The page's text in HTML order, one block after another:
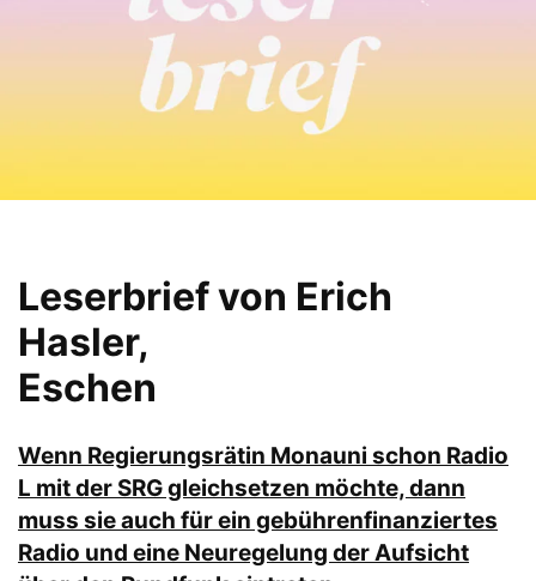
Leserbrief von Erich
Hasler,
Eschen
Wenn Regierungsrätin Monauni schon Radio
L mit der SRG gleichsetzen möchte, dann
muss sie auch für ein gebührenfinanziertes
Radio und eine Neuregelung der Aufsicht